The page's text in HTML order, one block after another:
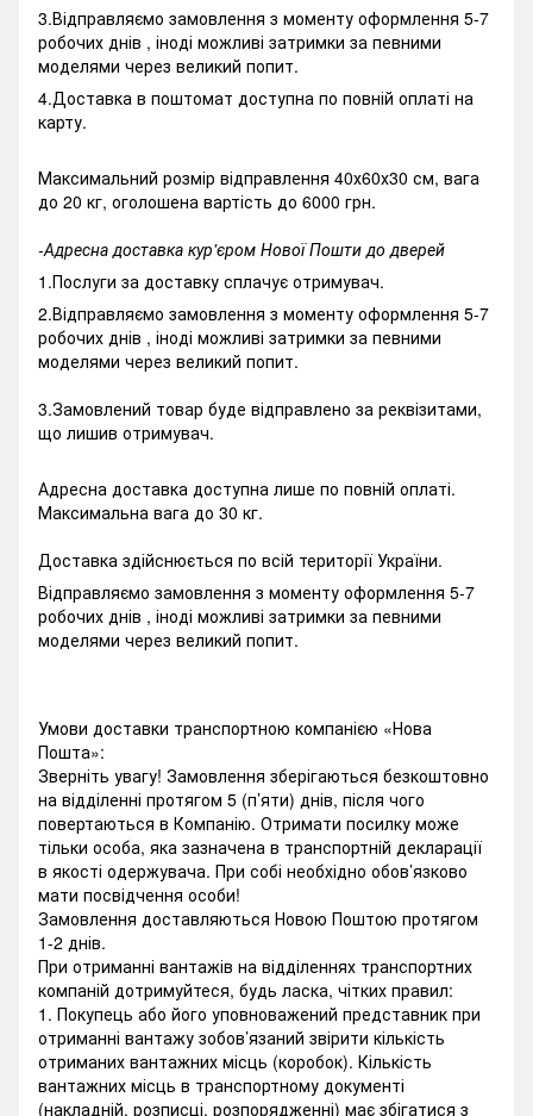
3.Відправляємо замовлення з моменту оформлення 5-7
робочих днів , іноді можливі затримки за певними
моделями через великий попит.
4.Доставка в поштомат доступна по повній оплаті на
карту.
Максимальний розмір відправлення 40х60х30 см, вага
до 20 кг, оголошена вартість до 6000 грн.
-Адресна доставка кур'єром Нової Пошти до дверей
1.Послуги за доставку сплачує отримувач.
2.Відправляємо замовлення з моменту оформлення 5-7
робочих днів , іноді можливі затримки за певними
моделями через великий попит.
3.Замовлений товар буде відправлено за реквізитами,
що лишив отримувач.
Адресна доставка доступна лише по повній оплаті.
Максимальна вага до 30 кг.
Доставка здійснюється по всій території України.
Відправляємо замовлення з моменту оформлення 5-7
робочих днів , іноді можливі затримки за певними
моделями через великий попит.
Умови доставки транспортною компанією «Нова
Пошта»:
Зверніть увагу! Замовлення зберігаються безкоштовно
на відділенні протягом 5 (п’яти) днів, після чого
повертаються в Компанію. Отримати посилку може
тільки особа, яка зазначена в транспортній декларації
в якості одержувача. При собі необхідно обов’язково
мати посвідчення особи!
Замовлення доставляються Новою Поштою протягом
1-2 днів.
При отриманні вантажів на відділеннях транспортних
компаній дотримуйтеся, будь ласка, чітких правил:
1. Покупець або його уповноважений представник при
отриманні вантажу зобов’язаний звірити кількість
отриманих вантажних місць (коробок). Кількість
вантажних місць в транспортному документі
(накладній, розписці, розпорядженні) має збігатися з